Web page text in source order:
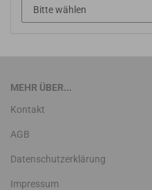
MEHR ÜBER...
Kontakt
AGB
Datenschutzerklärung
Impressum